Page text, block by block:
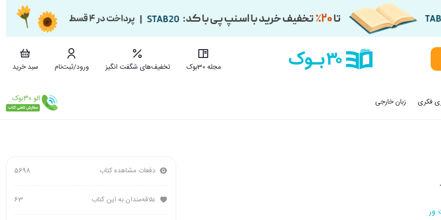
مجله 30بوک تخفیف‌های شگفت انگیز ورود/ثبت‌نام
سبد خرید
فکری زبان خارجی
ور
دفعات مشاهده کتاب 5698
علاقه‌مندان به این کتاب 63